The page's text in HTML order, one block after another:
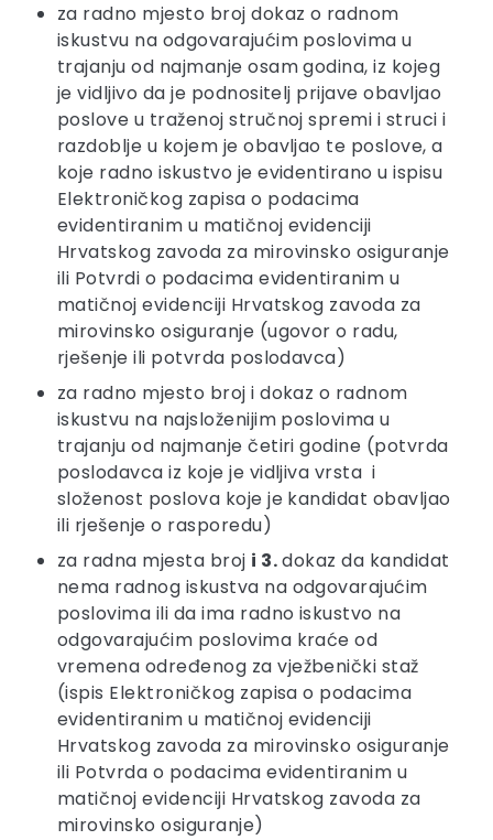
za radno mjesto broj dokaz o radnom
iskustvu na odgovarajućim poslovima u
trajanju od najmanje osam godina, iz kojeg
je vidljivo da je podnositelj prijave obavljao
poslove u traženoj stručnoj spremi i struci i
razdoblje u kojem je obavljao te poslove, a
koje radno iskustvo je evidentirano u ispisu
Elektroničkog zapisa o podacima
evidentiranim u matičnoj evidenciji
Hrvatskog zavoda za mirovinsko osiguranje
ili Potvrdi o podacima evidentiranim u
matičnoj evidenciji Hrvatskog zavoda za
mirovinsko osiguranje (ugovor o radu,
rješenje ili potvrda poslodavca)
za radno mjesto broj i dokaz o radnom
iskustvu na najsloženijim poslovima u
trajanju od najmanje četiri godine (potvrda
poslodavca iz koje je vidljiva vrsta i
složenost poslova koje je kandidat obavljao
ili rješenje o rasporedu)
za radna mjesta broj i 3.dokaz da kandidat
nema radnog iskustva na odgovarajućim
poslovima ili da ima radno iskustvo na
odgovarajućim poslovima kraće od
vremena određenog za vježbenički staž
(ispis Elektroničkog zapisa o podacima
evidentiranim u matičnoj evidenciji
Hrvatskog zavoda za mirovinsko osiguranje
ili Potvrda o podacima evidentiranim u
matičnoj evidenciji Hrvatskog zavoda za
mirovinsko osiguranje)